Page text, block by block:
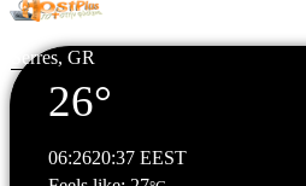
Serres, GR
26°
06:2620:37 EEST